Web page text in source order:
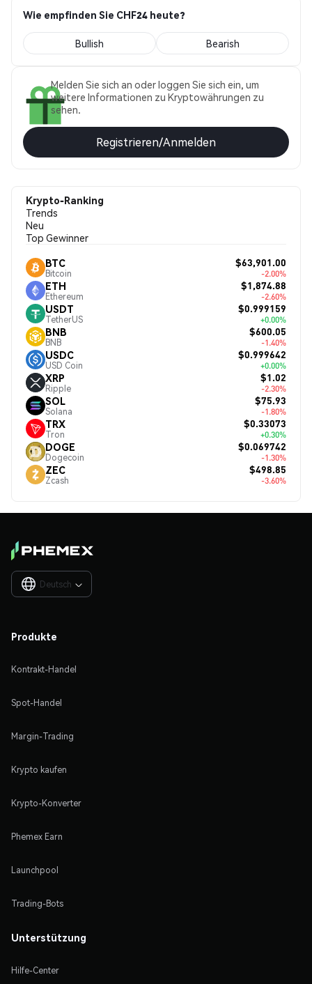
Wie empfinden Sie CHF24 heute?
Bullish Bearish
Melden Sie sich an oder loggen Sie sich ein, um
weitere Informationen zu Kryptowährungen zu
sehen.
Registrieren/Anmelden
Krypto-Ranking
Trends
Neu
Top Gewinner
BTC
Bitcoin
$63,901.00
-2.00%
ETH
Ethereum
$1,874.88
-2.60%
USDT
TetherUS
$0.999159
+0.00%
BNB
BNB
$600.05
-1.40%
USDC
USD Coin
$0.999642
+0.00%
XRP
Ripple
$1.02
-2.30%
SOL
Solana
$75.93
-1.80%
TRX
Tron
$0.33073
+0.30%
DOGE
Dogecoin
$0.069742
-1.30%
ZEC
Zcash
$498.85
-3.60%
Deutsch 
Produkte
Kontrakt-Handel
Spot-Handel
Margin-Trading
Krypto kaufen
Krypto-Konverter
Phemex Earn
Launchpool
Trading-Bots
Unterstützung
Hilfe-Center